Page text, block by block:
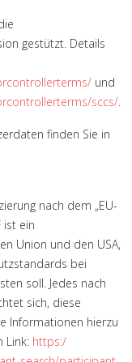
gestützt. Details
und
sccs/.
finden Sie in
nach dem „EU-
ist ein
Union und den USA,
bei
soll. Jedes nach
sich, diese
Informationen hierzu
Link: https:/